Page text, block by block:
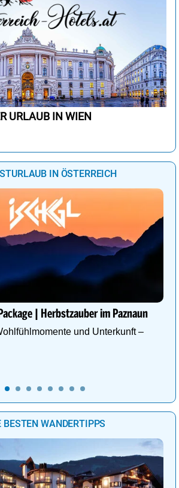
URLAUB IN WIEN
IN ÖSTERREICH
| Herbstzauber im Paznaun
und Unterkunft –
BESTEN WANDERTIPPS